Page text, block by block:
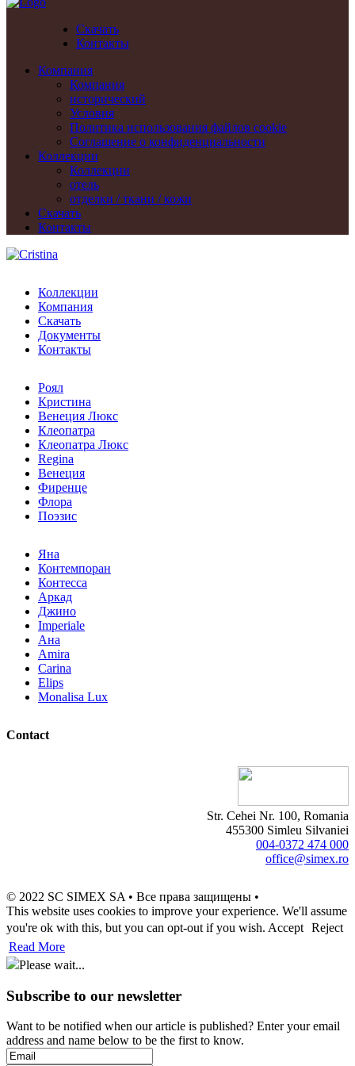
Скачать
Контакты
Компания
Компания
исторический
Условия
Политика использования файлов cookie
Cоглашение о конфиденциальности
Коллекции
Коллекции
отель
отделки / ткани / кожи
Скачать
Контакты
Коллекции
Компания
Скачать
Документы
Контакты
Роял
Кристина
Венеция Люкс
Клеопатра
Клеопатра Люкс
Regina
Венеция
Фиренце
Флора
Поэзис
Яна
Контемпоран
Контесса
Аркад
Джино
Imperiale
Ана
Amira
Carina
Elips
Monalisa Lux
Contact
Str. Cehei Nr. 100, Romania
455300 Simleu Silvaniei
004-0372 474 000
office@simex.ro
© 2022 SC SIMEX SA • Все права защищены •
This website uses cookies to improve your experience. We'll assume
you're ok with this, but you can opt-out if you wish. Accept Reject
Read More
Please wait...
Subscribe to our newsletter
Want to be notified when our article is published? Enter your email
address and name below to be the first to know.